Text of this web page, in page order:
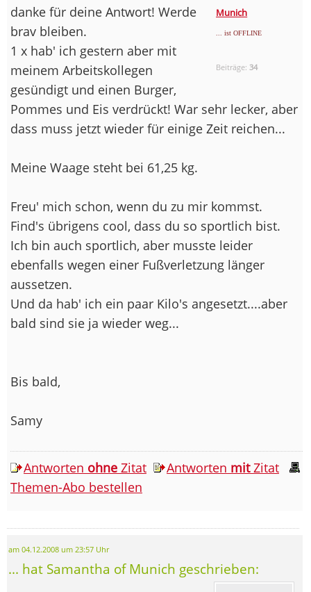
Munich
... ist OFFLINE
Beiträge:34
danke für deine Antwort! Werde
brav bleiben.
1 x hab' ich gestern aber mit
meinem Arbeitskollegen
gesündigt und einen Burger,
Pommes und Eis verdrückt! War sehr lecker, aber
dass muss jetzt wieder für einige Zeit reichen...
Meine Waage steht bei 61,25 kg.
Freu' mich schon, wenn du zu mir kommst.
Find's übrigens cool, dass du so sportlich bist.
Ich bin auch sportlich, aber musste leider
ebenfalls wegen einer Fußverletzung länger
aussetzen.
Und da hab' ich ein paar Kilo's angesetzt....aber
bald sind sie ja wieder weg...
Bis bald,
Samy
Antworten ohne Zitat Antworten mitZitat
Themen-Abo bestellen
am 04.12.2008 um 23:57 Uhr
... hat Samantha of Munich geschrieben: